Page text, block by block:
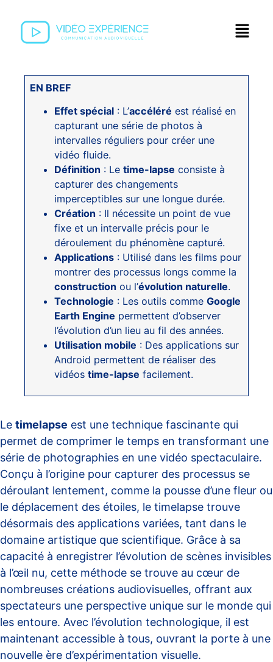
EN BREF
Effet spécial : L’accéléré est réalisé en
capturant une série de photos à
intervalles réguliers pour créer une
vidéo fluide.
Définition : Letime-lapse consiste à
capturer des changements
imperceptibles sur une longue durée.
Création : Il nécessite un point de vue
fixe et un intervalle précis pour le
déroulement du phénomène capturé.
Applications : Utilisé dans les films pour
montrer des processus longs comme la
construction ou l’évolution naturelle.
Technologie : Les outils commeGoogle
Earth Engine permettent d’observer
l’évolution d’un lieu au fil des années.
Utilisation mobile : Des applications sur
Android permettent de réaliser des
vidéostime-lapse facilement.
Le timelapse est une technique fascinante qui
permet de comprimer le temps en transformant une
série de photographies en une vidéo spectaculaire.
Conçu à l’origine pour capturer des processus se
déroulant lentement, comme la pousse d’une fleur ou
le déplacement des étoiles, le timelapse trouve
désormais des applications variées, tant dans le
domaine artistique que scientifique. Grâce à sa
capacité à enregistrer l’évolution de scènes invisibles
à l’œil nu, cette méthode se trouve au cœur de
nombreuses créations audiovisuelles, offrant aux
spectateurs une perspective unique sur le monde qui
les entoure. Avec l’évolution technologique, il est
maintenant accessible à tous, ouvrant la porte à une
nouvelle ère d’expérimentation visuelle.